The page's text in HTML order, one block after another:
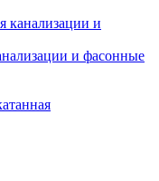
и
и фасонные